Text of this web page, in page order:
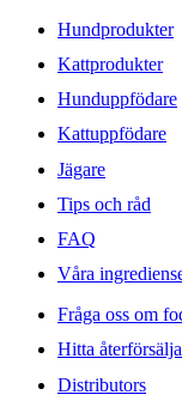
Hundprodukter
Kattprodukter
Hunduppfödare
Kattuppfödare
Jägare
Tips och råd
FAQ
Våra
Fråga oss om
Hitta
Distributors